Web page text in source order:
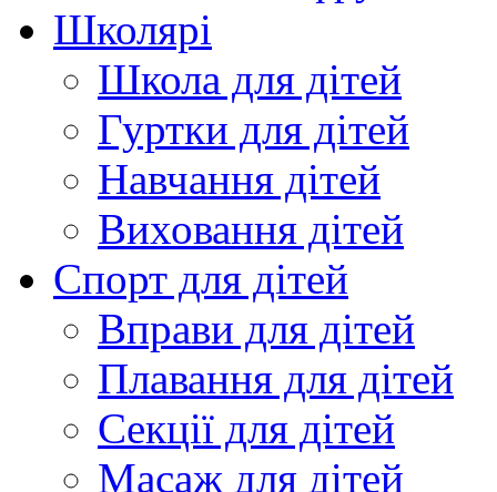
Школярі
Школа для дітей
Гуртки для дітей
Навчання дітей
Виховання дітей
Спорт для дітей
Вправи для дітей
Плавання для дітей
Секції для дітей
Масаж для дітей